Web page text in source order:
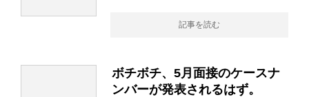
記事を読む
ボチボチ、5月面接のケースナ
ンバーが発表されるはず。